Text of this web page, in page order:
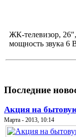
ЖК-телевизор,
мощность звука 6
Последние
Акция на
Марта - 2013, 10:14